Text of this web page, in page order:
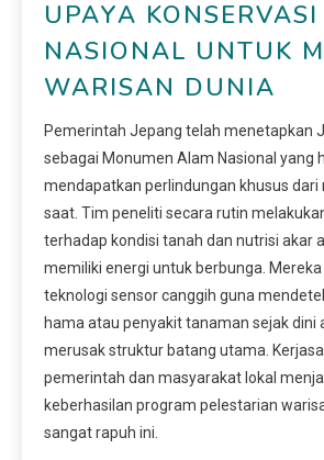
UPAYA KONSERVASI
NASIONAL UNTUK
WARISAN DUNIA
Pemerintah Jepang telah menetapkan
sebagai Monumen Alam Nasional yang
mendapatkan perlindungan khusus dari
saat. Tim peneliti secara rutin
terhadap kondisi tanah dan nutrisi akar
memiliki energi untuk berbunga.
teknologi sensor canggih guna
hama atau penyakit tanaman sejak dini
merusak struktur batang utama.
pemerintah dan masyarakat lokal
keberhasilan program pelestarian
sangat rapuh ini.